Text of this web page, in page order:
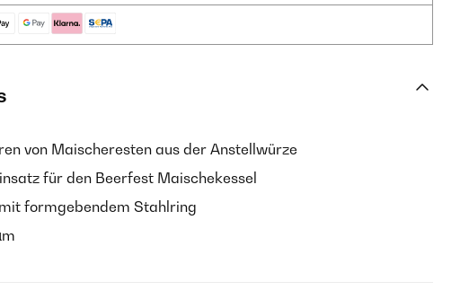
von Maischeresten aus der Anstellwürze
für den Beerfest Maischekessel
formgebendem Stahlring